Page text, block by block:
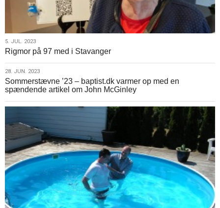
5.
jul.
2023
5. JUL. 2023
Rigmor på 97 med i Stavanger
28.
jun.
2023
28. JUN. 2023
Sommerstævne ’23 – baptist.dk varmer op med en
spændende artikel om John McGinley